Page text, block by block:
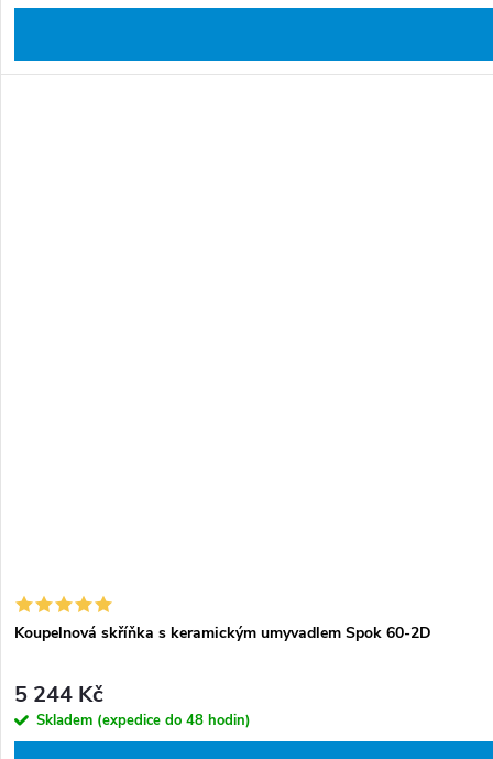
Koupelnová skříňka s keramickým umyvadlem Spok 60-2D
5 244 Kč
Skladem (expedice do 48 hodin)